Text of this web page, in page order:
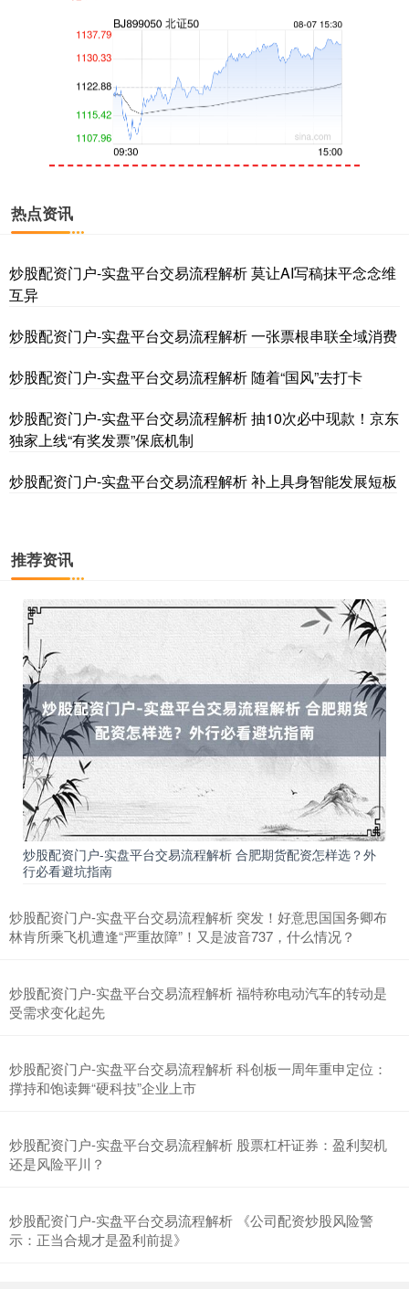
基金指数 7242.10 +12.30 +0.17%
国债指数
期指IC0 7877.80 +164.40 +2.13%
深证成指
热点资讯
炒股配资门户-实盘平台交易流程解析 莫让AI写稿抹平念念维
互异
炒股配资门户-实盘平台交易流程解析 一张票根串联全域消费
炒股配资门户-实盘平台交易流程解析 随着“国风”去打卡
炒股配资门户-实盘平台交易流程解析 抽10次必中现款！京东
独家上线“有奖发票”保底机制
炒股配资门户-实盘平台交易流程解析 补上具身智能发展短板
推荐资讯
炒股配资门户-实盘平台交易流程解析 合肥期货配资怎样选？外
行必看避坑指南
炒股配资门户-实盘平台交易流程解析 突发！好意思国国务卿布
林肯所乘飞机遭逢“严重故障”！又是波音737，什么情况？
炒股配资门户-实盘平台交易流程解析 福特称电动汽车的转动是
受需求变化起先
炒股配资门户-实盘平台交易流程解析 科创板一周年重申定位：
撑持和饱读舞“硬科技”企业上市
炒股配资门户-实盘平台交易流程解析 股票杠杆证券：盈利契机
还是风险平川？
炒股配资门户-实盘平台交易流程解析 《公司配资炒股风险警
示：正当合规才是盈利前提》